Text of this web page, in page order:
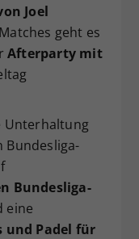
Joel
geht es
Afterparty mit
Unterhaltung
Bundesliga-
Bundesliga-
eine
und Padel für